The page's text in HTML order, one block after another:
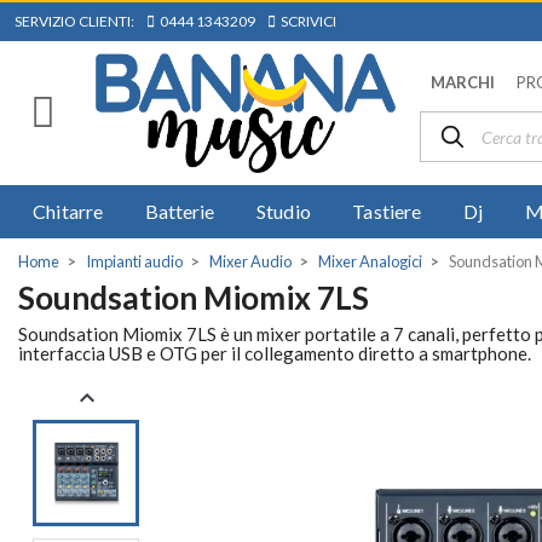
SERVIZIO CLIENTI: 0444 1343209 SCRIVICI
MARCHI
Chitarre Batterie Studio Tastiere Dj
Home Impianti audio Mixer Audio Mixer Analogici Soundsation
Soundsation Miomix 7LS
Soundsation Miomix 7LS è un mixer portatile a 7 canali,
interfaccia USB e OTG per il collegamento diretto a smartphone.
